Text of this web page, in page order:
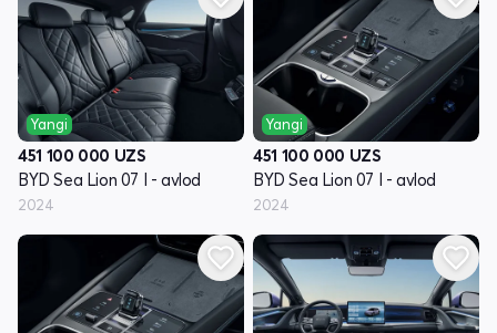
Yangi
451 100 000 UZS
BYD Sea Lion 07 I - avlod
2024
Yangi
451 100 000 UZS
BYD Sea Lion 07 I - avlod
2024